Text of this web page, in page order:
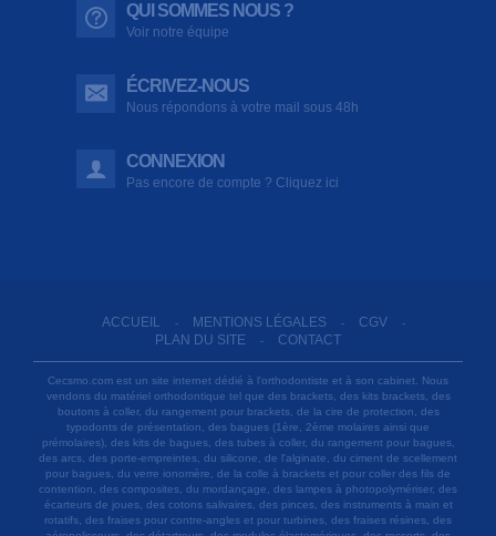
QUI SOMMES NOUS ?
Voir notre équipe
ÉCRIVEZ-NOUS
Nous répondons à votre mail sous 48h
CONNEXION
Pas encore de compte ? Cliquez ici
ACCUEIL - MENTIONS LÉGALES - CGV -
PLAN DU SITE - CONTACT
Cecsmo.com est un site internet dédié à l'orthodontiste et à son cabinet. Nous
vendons du matériel orthodontique tel que des brackets, des kits brackets, des
boutons à coller, du rangement pour brackets, de la cire de protection, des
typodonts de présentation, des bagues (1ère, 2ème molaires ainsi que
prémolaires), des kits de bagues, des tubes à coller, du rangement pour bagues,
des arcs, des porte-empreintes, du silicone, de l'alginate, du ciment de scellement
pour bagues, du verre ionomère, de la colle à brackets et pour coller des fils de
contention, des composites, du mordançage, des lampes à photopolymériser, des
écarteurs de joues, des cotons salivaires, des pinces, des instruments à main et
rotatifs, des fraises pour contre-angles et pour turbines, des fraises résines, des